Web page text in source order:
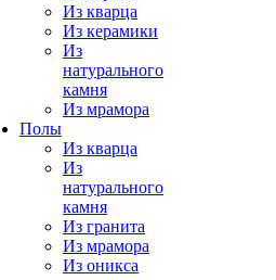
Из кварца
Из керамики
Из
натурального
камня
Из мрамора
Полы
Из кварца
Из
натурального
камня
Из гранита
Из мрамора
Из оникса